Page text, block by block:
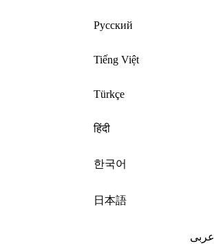
Русский
Tiếng Việt
Türkçe
हिंदी
한국어
日本語
عربى